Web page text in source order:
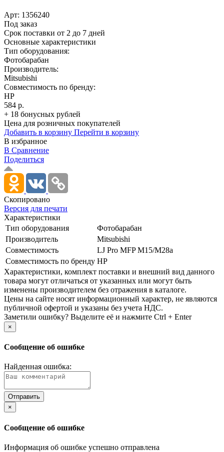
Арт: 1356240
Под заказ
Срок поставки от 2 до 7 дней
Основные характеристики
Тип оборудования:
Фотобарабан
Производитель:
Mitsubishi
Совместимость по бренду:
HP
584 р.
+ 18 бонусных рублей
Цена для розничных покупателей
Добавить в корзину Перейти в корзину
В избранное
В Сравнение
Поделиться
Скопировано
Версия для печати
Характеристики
Тип оборудования
Фотобарабан
Производитель
Mitsubishi
Совместимость
LJ Pro MFP M15/­M28a
Совместимость по бренду HP
Xарактеристики, комплект поставки и внешний вид данного
товара могут отличаться от указанных или могут быть
изменены производителем без отражения в каталоге.
Цены на сайте носят информационный характер, не являются
публичной офертой и указаны без учета НДС.
Заметили ошибку? Выделите её и нажмите Ctrl + Enter
×
Сообщение об ошибке
Найденная ошибка:
×
Сообщение об ошибке
Информация об ошибке успешно отправлена